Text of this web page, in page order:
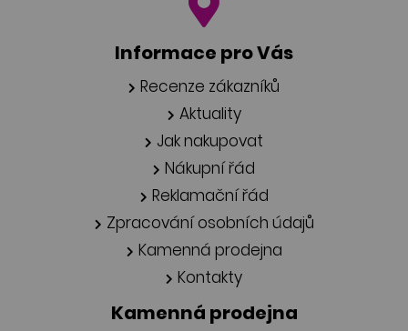
Informace pro Vás
Recenze zákazníků
Aktuality
Jak nakupovat
Nákupní řád
Reklamační řád
Zpracování osobních údajů
Kamenná prodejna
Kontakty
Kamenná prodejna